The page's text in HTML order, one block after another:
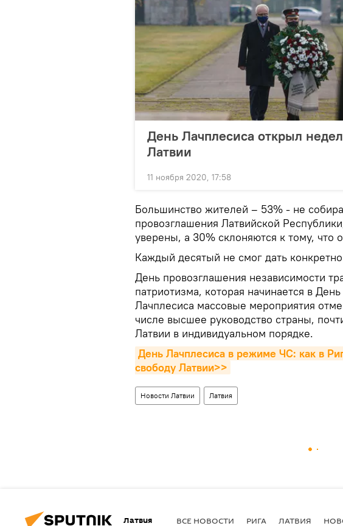
День Лачплесиса открыл
Латвии
11 ноября 2020, 17:58
Большинство жителей – 53% - не
провозглашения Латвийской
уверены, а 30% склоняются к тому, что
Каждый десятый не смог дать
День провозглашения независимости
патриотизма, которая начинается в
Лачплесиса массовые мероприятия
числе высшее руководство страны,
Латвии в индивидуальном порядке.
День Лачплесиса в режиме ЧС: как в
свободу Латвии>>
Новости Латвии Латвия
Латвия ВСЕ НОВОСТИ РИГА ЛАТВИЯ